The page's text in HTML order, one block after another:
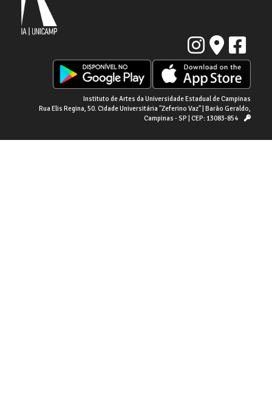
Instituto de Artes da Universidade Estadual de Campinas
Rua Elis Regina, 50. Cidade Universitária "Zeferino Vaz" | Barão Geraldo,
Campinas - SP | CEP: 13083-854